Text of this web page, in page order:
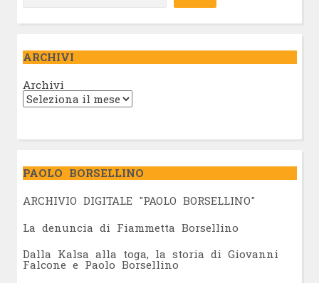
ARCHIVI
Archivi
PAOLO BORSELLINO
ARCHIVIO DIGITALE "PAOLO BORSELLINO"
La denuncia di Fiammetta Borsellino
Dalla Kalsa alla toga, la storia di Giovanni
Falcone e Paolo Borsellino